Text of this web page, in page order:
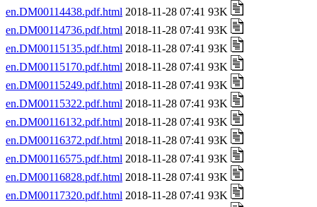
en.DM00114438.pdf.html 2018-11-28 07:41 93K
en.DM00114736.pdf.html 2018-11-28 07:41 93K
en.DM00115135.pdf.html 2018-11-28 07:41 93K
en.DM00115170.pdf.html 2018-11-28 07:41 93K
en.DM00115249.pdf.html 2018-11-28 07:41 93K
en.DM00115322.pdf.html 2018-11-28 07:41 93K
en.DM00116132.pdf.html 2018-11-28 07:41 93K
en.DM00116372.pdf.html 2018-11-28 07:41 93K
en.DM00116575.pdf.html 2018-11-28 07:41 93K
en.DM00116828.pdf.html 2018-11-28 07:41 93K
en.DM00117320.pdf.html 2018-11-28 07:41 93K